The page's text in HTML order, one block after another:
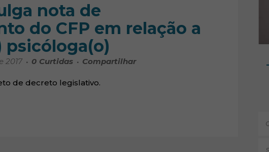
nota de
do CFP em relação a
psicóloga(o)
2017 0 Curtidas Compartilhar
de decreto legislativo.